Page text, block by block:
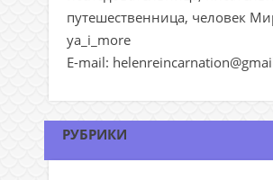
путешественница, человек
ya_i_more
E-mail:
РУБРИКИ